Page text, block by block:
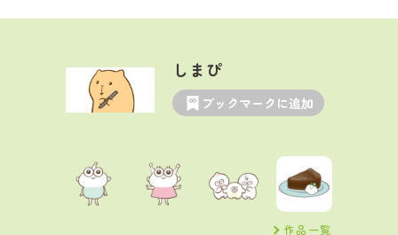
しまぴ
ブックマークに追加
作品一覧